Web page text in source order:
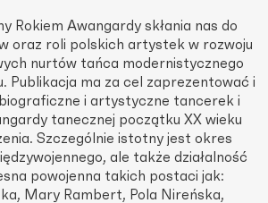
Rokiem Awangardy skłania nas do
oraz roli polskich artystek w rozwoju
nurtów tańca modernistycznego
Publikacja ma za cel zaprezentować i
i artystyczne tancerek i
tanecznej początku XX wieku
Szczególnie istotny jest okres
ale także działalność
powojenna takich postaci jak:
Mary Rambert, Pola Nireńska,